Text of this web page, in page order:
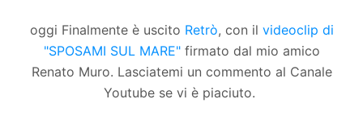
oggi Finalmente è uscito Retrò, con il videoclip di
"SPOSAMI SUL MARE"firmato dal mio amico
Renato Muro. Lasciatemi un commento al Canale
Youtube se vi è piaciuto.